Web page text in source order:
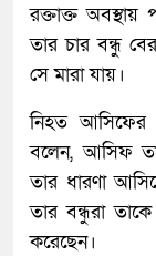
রক্তাক্ত
তার চার বন্ধু
সে মারা যায়।
নিহত
বলেন, আসিফ
তার ধারণা
তার বন্ধুরা
করেছেন।